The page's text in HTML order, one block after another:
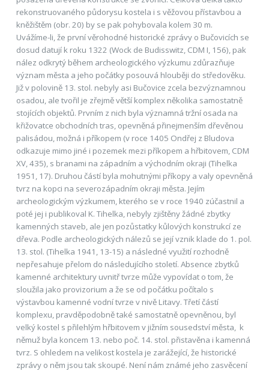
rekonstruovaného půdorysu kostela i s věžovou přístavbou a
kněžištěm (obr. 20) by se pak pohybovala kolem 30 m.
Uvážíme-li, že první věrohodné historické zprávy o Bučovicích se
dosud datují k roku 1322 (Wock de Budisswitz, CDM I, 156), pak
nález odkrytý během archeologického výzkumu zdůrazňuje
význam města a jeho počátky posouvá hlouběji do středověku.
Již v polovině 13. stol. nebyly asi Bučovice zcela bezvýznamnou
osadou, ale tvořil je zřejmě větší komplex několika samostatně
stojících objektů. Prvním z nich byla významná tržní osada na
křižovatce obchodních tras, opevněná přinejmenším dřevěnou
palisádou, možná i příkopem (v roce 1405 Ondřej z Bludova
odkazuje mimo jiné i pozemek mezi příkopem a hřbitovem, CDM
XV, 435), s branami na západním a východním okraji (Tihelka
1951, 17). Druhou částí byla mohutnými příkopy a valy opevněná
tvrz na kopci na severozápadním okraji města. Jejím
archeologickým výzkumem, kterého se v roce 1940 zúčastnil a
poté jej i publikoval K. Tihelka, nebyly zjištěny žádné zbytky
kamenných staveb, ale jen pozůstatky kůlových konstrukcí ze
dřeva. Podle archeologických nálezů se její vznik klade do 1. pol.
13. stol. (Tihelka 1941, 13-15) a následné využití rozhodně
nepřesahuje přelom do následujícího století. Absence zbytků
kamenné architektury uvnitř tvrze může vypovídat o tom, že
sloužila jako provizorium a že se od počátku počítalo s
výstavbou kamenné vodní tvrze v nivě Litavy. Třetí částí
komplexu, pravděpodobně také samostatně opevněnou, byl
velký kostel s přilehlým hřbitovem v jižním sousedství města, k
němuž byla koncem 13. nebo poč. 14. stol. přistavěna i kamenná
tvrz. S ohledem na velikost kostela je zarážející, že historické
zprávy o něm jsou tak skoupé. Není nám známé jeho zasvěcení